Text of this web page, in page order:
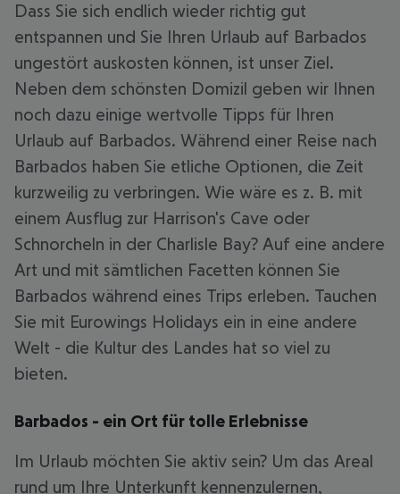
Dass Sie sich endlich wieder richtig gut
entspannen und Sie Ihren Urlaub auf Barbados
ungestört auskosten können, ist unser Ziel.
Neben dem schönsten Domizil geben wir Ihnen
noch dazu einige wertvolle Tipps für Ihren
Urlaub auf Barbados. Während einer Reise nach
Barbados haben Sie etliche Optionen, die Zeit
kurzweilig zu verbringen. Wie wäre es z. B. mit
einem Ausflug zur Harrison's Cave oder
Schnorcheln in der Charlisle Bay? Auf eine andere
Art und mit sämtlichen Facetten können Sie
Barbados während eines Trips erleben. Tauchen
Sie mit Eurowings Holidays ein in eine andere
Welt - die Kultur des Landes hat so viel zu
bieten.
Barbados - ein Ort für tolle Erlebnisse
Im Urlaub möchten Sie aktiv sein? Um das Areal
rund um Ihre Unterkunft kennenzulernen,